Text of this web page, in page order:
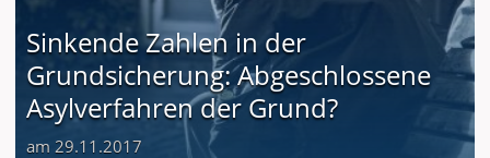
Sinkende Zahlen in der
Grundsicherung: Abgeschlossene
Asylverfahren der Grund?
am 29.11.2017